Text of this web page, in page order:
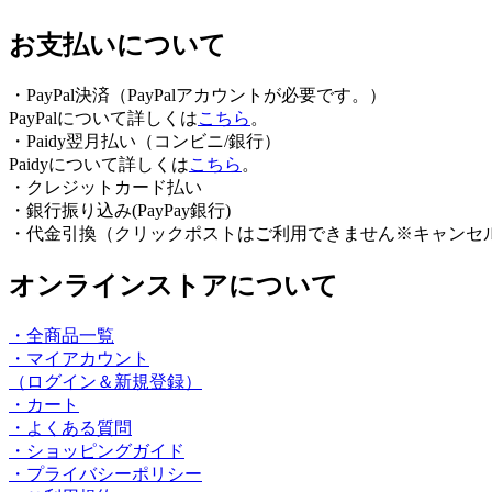
お支払いについて
・PayPal決済（PayPalアカウントが必要です。）
PayPalについて詳しくはこちら 。
・Paidy翌⽉払い（コンビニ/銀⾏）
Paidyについて詳しくはこちら 。
・クレジットカード払い
・銀行振り込み(PayPay銀行)
・代金引換（クリックポストはご利用できません※キャンセ
オンラインストアについて
・全商品一覧
・マイアカウント
（ログイン＆新規登録）
・カート
・よくある質問
・ショッピングガイド
・プライバシーポリシー